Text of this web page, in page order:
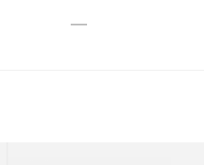
—